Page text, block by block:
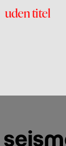
uden titel